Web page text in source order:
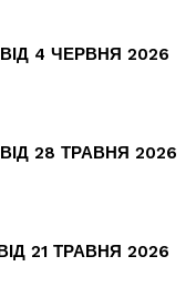
4 ЧЕРВНЯ 2026
28 ТРАВНЯ 2026
21 ТРАВНЯ 2026